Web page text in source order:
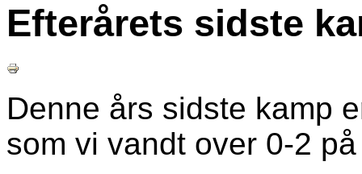
Efterårets sidste
Denne års sidste kamp
som vi vandt over 0-2